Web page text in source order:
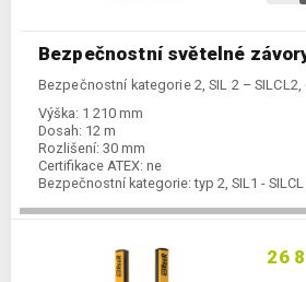
Bezpečnostní světelné
Bezpečnostní kategorie 2, SIL 2 – SILCL2,
Výška: 1 210 mm
Dosah: 12 m
Rozlišení: 30 mm
Certifikace ATEX: ne
Bezpečnostní kategorie: typ 2, SIL1 -
26